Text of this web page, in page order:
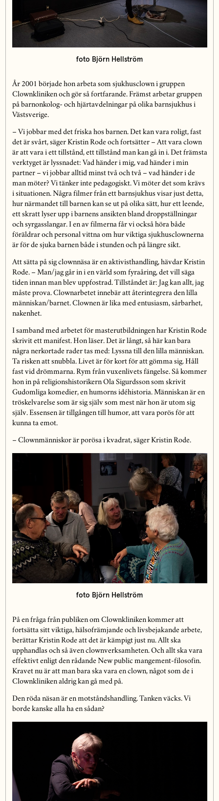
foto Björn Hellström
År 2001 började hon arbeta som sjukhusclown i gruppen
Clownkliniken och gör så fortfarande. Främst arbetar gruppen
på barnonkolog- och hjärtavdelningar på olika barnsjukhus i
Västsverige.
– Vi jobbar med det friska hos barnen. Det kan vara roligt, fast
det är svårt, säger Kristin Rode och fortsätter – Att vara clown
är att vara i ett tillstånd, ett tillstånd man kan gå in i. Det främsta
verktyget är lyssnadet: Vad händer i mig, vad händer i min
partner – vi jobbar alltid minst två och två – vad händer i de
man möter? Vi tänker inte pedagogiskt. Vi möter det som krävs
i situationen. Några filmer från ett barnsjukhus visar just detta,
hur närmandet till barnen kan se ut på olika sätt, hur ett leende,
ett skratt lyser upp i barnens ansikten bland droppställningar
och syrgasslangar. I en av filmerna får vi också höra både
föräldrar och personal vittna om hur viktiga sjukhusclownerna
är för de sjuka barnen både i stunden och på längre sikt.
Att sätta på sig clownnäsa är en aktivisthandling, hävdar Kristin
Rode. – Man/jag går in i en värld som fyraåring, det vill säga
tiden innan man blev uppfostrad. Tillståndet är: Jag kan allt, jag
måste prova. Clownarbetet innebär att återintegrera den lilla
människan/barnet. Clownen är lika med entusiasm, sårbarhet,
nakenhet.
I samband med arbetet för masterutbildningen har Kristin Rode
skrivit ett manifest. Hon läser. Det är långt, så här kan bara
några nerkortade rader tas med: Lyssna till den lilla människan.
Ta risken att snubbla. Livet är för kort för att gömma sig. Håll
fast vid drömmarna. Rym från vuxenlivets fängelse. Så kommer
hon in på religionshistorikern Ola Sigurdsson som skrivit
Gudomliga komedier, en humorns idéhistoria. Människan är en
tröskelvarelse som är sig själv som mest när hon är utom sig
själv. Essensen är tillgången till humor, att vara porös för att
kunna ta emot.
– Clownmänniskor är porösa i kvadrat, säger Kristin Rode.
foto Björn Hellström
På en fråga från publiken om Clownkliniken kommer att
fortsätta sitt viktiga, hälsofrämjande och livsbejakande arbete,
berättar Kristin Rode att det är kämpigt just nu. Allt ska
upphandlas och så även clownverksamheten. Och allt ska vara
effektivt enligt den rådande New public mangement-filosofin.
Kravet nu är att man bara ska vara en clown, något som de i
Clownkliniken aldrig kan gå med på.
Den röda näsan är en motståndshandling. Tanken väcks. Vi
borde kanske alla ha en sådan?